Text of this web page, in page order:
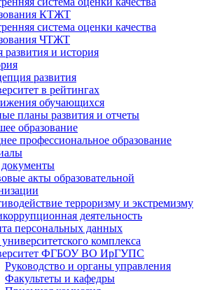
КТЖТ
система оценки качества
ЧТЖТ
и история
развития
в рейтингах
обучающихся
планы развития и отчеты
образование
профессиональное образование
акты образовательной
терроризму и экстремизму
деятельность
персональных данных
комплекса
ФГБОУ ВО ИрГУПС
Руководство и органы управления
Факультеты и кафедры